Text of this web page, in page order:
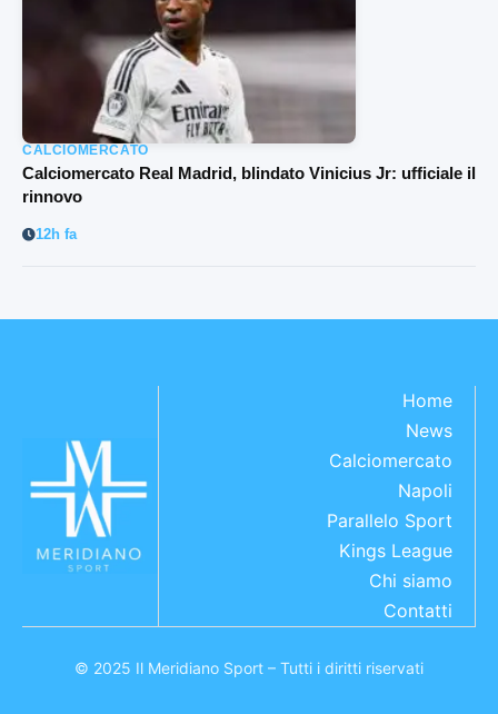
CALCIOMERCATO
Calciomercato Real Madrid, blindato Vinicius Jr: ufficiale il
rinnovo
12h fa
Home
News
Calciomercato
Napoli
Parallelo Sport
Kings League
Chi siamo
Contatti
© 2025 Il Meridiano Sport – Tutti i diritti riservati